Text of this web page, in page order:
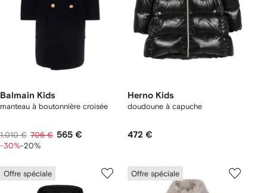
Balmain Kids
manteau à boutonnière croisée
1.010 € 706 € 565 €
-30%-20%
Herno Kids
doudoune à capuche
472 €
Offre spéciale Offre spéciale